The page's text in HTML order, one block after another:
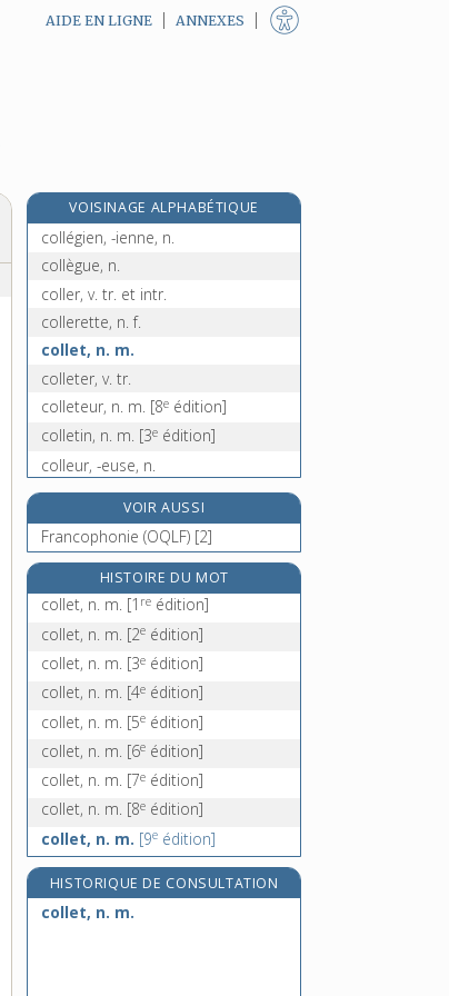
AIDE EN LIGNE ANNEXES
VOISINAGE ALPHABÉTIQUE
collégialité, n. f.
collégien, -ienne, n.
collègue, n.
coller, v. tr. et intr.
collerette, n. f.
collet, n. m.
colleter, v. tr.
colleteur, n. m. [8e édition]
colletin, n. m. [3e édition]
colleur, -euse, n.
colley, n. m.
collier, n. m.
colliger, v. tr.
collimateur, n. m.
collimation, n. f.
VOIR AUSSI
Francophonie (OQLF) [2]
HISTOIRE DU MOT
collet, n. m. [1 re édition]
collet, n. m. [2e édition]
collet, n. m. [3e édition]
collet, n. m. [4e édition]
collet, n. m. [5e édition]
collet, n. m. [6e édition]
collet, n. m. [7e édition]
collet, n. m. [8e édition]
collet, n. m. [9e édition]
HISTORIQUE DE CONSULTATION
collet, n. m.